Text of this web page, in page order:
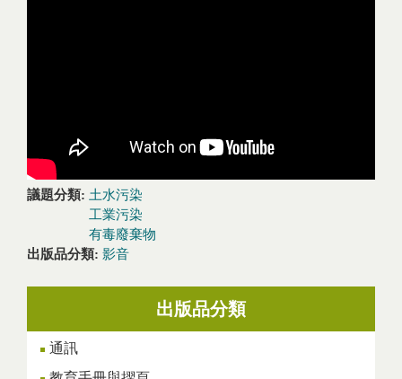
議題分類: 土水污染
工業污染
有毒廢棄物
出版品分類: 影音
出版品分類
通訊